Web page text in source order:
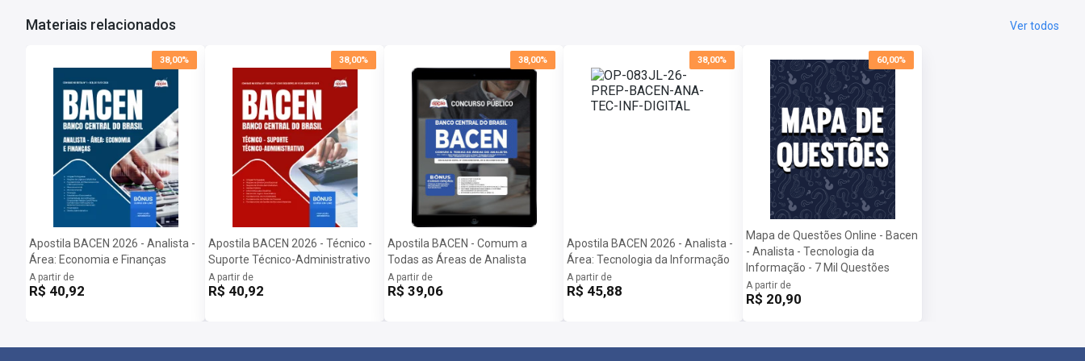
Materiais relacionados Ver todos
38,00%
Apostila BACEN 2026 - Analista -
Área: Economia e Finanças
A partir de
R$ 40,92
38,00%
Apostila BACEN 2026 - Técnico -
Suporte Técnico-Administrativo
A partir de
R$ 40,92
38,00%
Apostila BACEN - Comum a
Todas as Áreas de Analista
A partir de
R$ 39,06
38,00%
Apostila BACEN 2026 - Analista -
Área: Tecnologia da Informação
A partir de
R$ 45,88
60,00%
Mapa de Questões Online - Bacen
- Analista - Tecnologia da
Informação - 7 Mil Questões
A partir de
R$ 20,90